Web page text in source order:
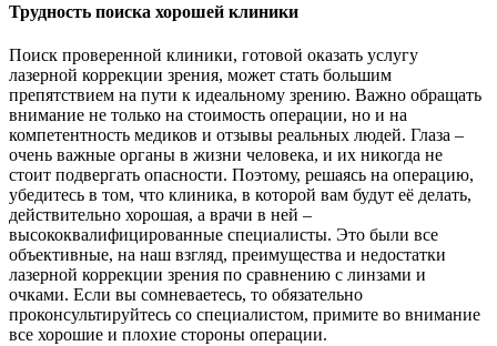
Трудность поиска хорошей клиники
Поиск проверенной клиники, готовой оказать услугу
лазерной коррекции зрения, может стать большим
препятствием на пути к идеальному зрению. Важно обращать
внимание не только на стоимость операции, но и на
компетентность медиков и отзывы реальных людей. Глаза –
очень важные органы в жизни человека, и их никогда не
стоит подвергать опасности. Поэтому, решаясь на операцию,
убедитесь в том, что клиника, в которой вам будут её делать,
действительно хорошая, а врачи в ней –
высококвалифицированные специалисты. Это были все
объективные, на наш взгляд, преимущества и недостатки
лазерной коррекции зрения по сравнению с линзами и
очками. Если вы сомневаетесь, то обязательно
проконсультируйтесь со специалистом, примите во внимание
все хорошие и плохие стороны операции.